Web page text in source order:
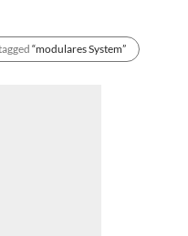
“modulares System”